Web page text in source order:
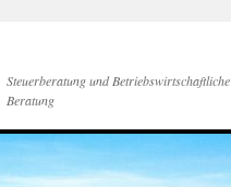
Steuerberatung und Betriebswirtschaftliche
Beratung